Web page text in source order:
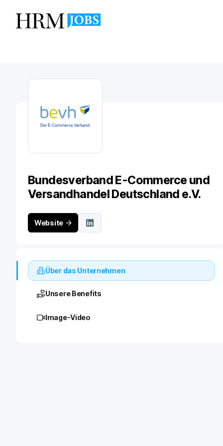
Bundesverband E-Commerce und
Versandhandel Deutschland e.V.
Website
Über das Unternehmen
Unsere Benefits
Image-Video